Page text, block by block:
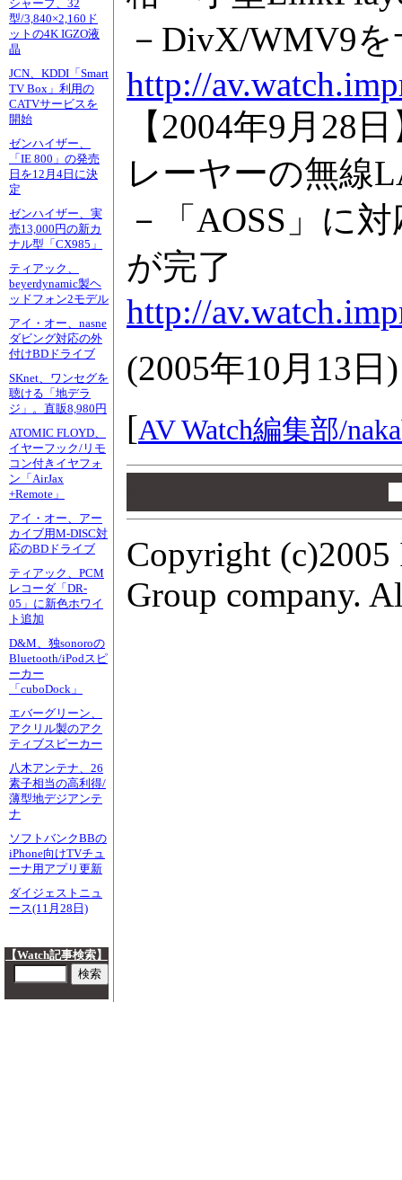
シャープ、32
型/3,840×2,160ド
ットの4K IGZO液
晶
JCN、KDDI「Smart
TV Box」利用の
CATVサービスを
開始
ゼンハイザー、
「IE 800」の発売
日を12月4日に決
定
ゼンハイザー、実
売13,000円の新カ
ナル型「CX985」
ティアック、
beyerdynamic製ヘ
ッドフォン2モデル
アイ・オー、nasne
ダビング対応の外
付けBDドライブ
SKnet、ワンセグを
聴ける「地デラ
ジ」。直販8,980円
ATOMIC FLOYD、
イヤーフック/リモ
コン付きイヤフォ
ン「AirJax
+Remote」
アイ・オー、アー
カイブ用M-DISC対
応のBDドライブ
ティアック、PCM
レコーダ「DR-
05」に新色ホワイ
ト追加
D&M、独sonoroの
Bluetooth/iPodスピ
ーカー
「cuboDock」
エバーグリーン、
アクリル製のアク
ティブスピーカー
八木アンテナ、26
素子相当の高利得/
薄型地デジアンテ
ナ
ソフトバンクBBの
iPhone向けTVチュ
ーナ用アプリ更新
ダイジェストニュ
ース(11月28日)
【Watch記事検索】
－DivX/WMV9
http://
【2004年9月28
レーヤーの無線
－「AOSS」に
が完了
http://
(2005年10月13日 )
[AV Watch編集部/
Copyright (c)2005
Group company.